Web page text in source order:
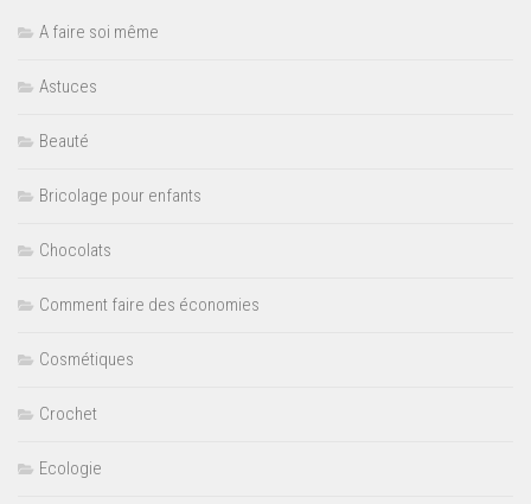
A faire soi même
Astuces
Beauté
Bricolage pour enfants
Chocolats
Comment faire des économies
Cosmétiques
Crochet
Ecologie